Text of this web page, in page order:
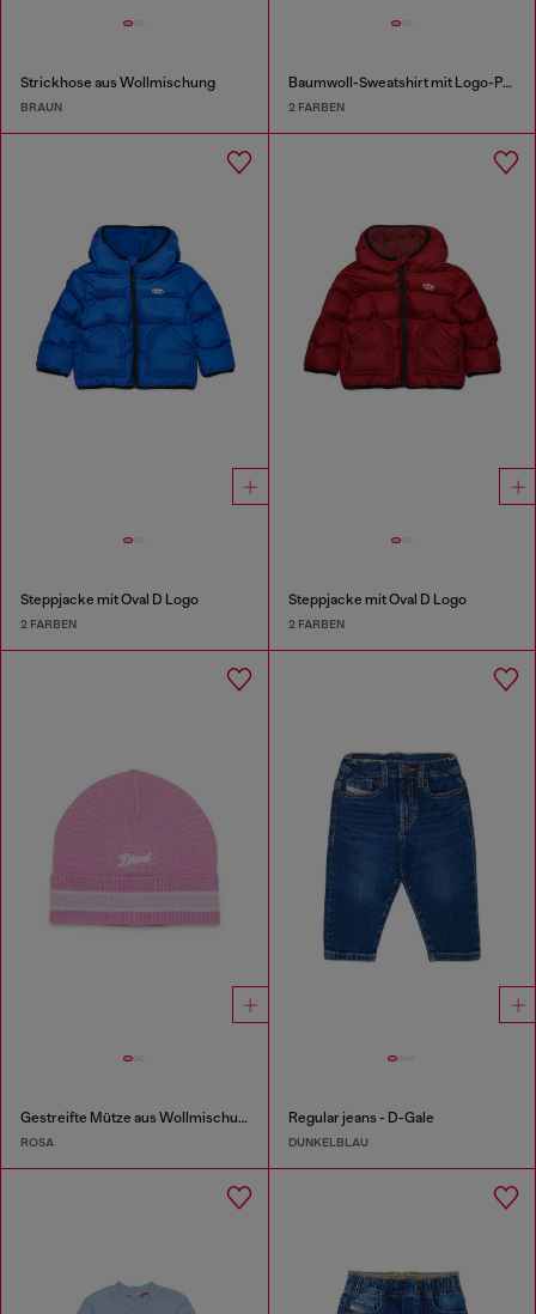
Strickhose aus Wollmischung
BRAUN
Baumwoll-Sweatshirt mit Logo-Print
2 FARBEN
Steppjacke mit Oval D Logo
2 FARBEN
Steppjacke mit Oval D Logo
2 FARBEN
Gestreifte Mütze aus Wollmischung
ROSA
Regular jeans - D-Gale
DUNKELBLAU